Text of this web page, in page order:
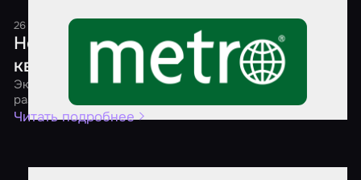
26 июля 2025
Новые стандарты безопасности для
квестов
Эксперты рассказали, как ГОСТы могут повлиять на
развитие индустрии
Читать подробнее